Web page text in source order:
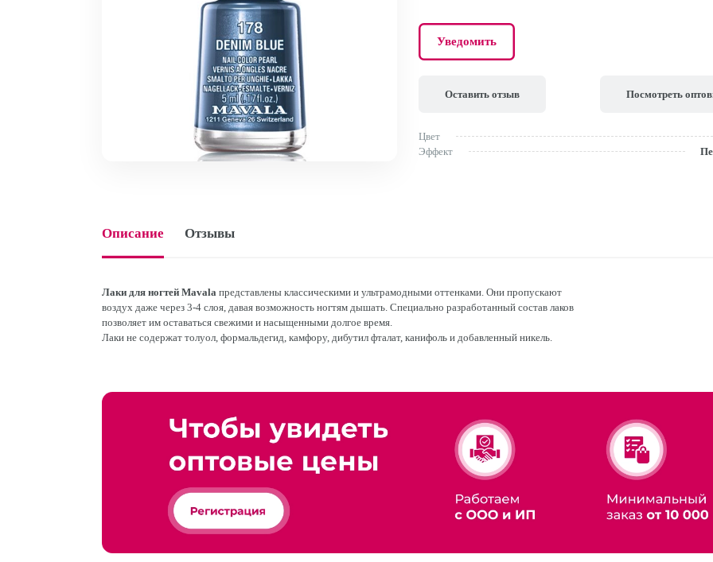
Уведомить
Оставить отзыв Посмотреть
Цвет
Эффект
Описание Отзывы
Лаки для ногтей Mavalaпредставлены классическими и ультрамодными оттенками. Они пропускают
воздух даже через 3-4 слоя, давая возможность ногтям дышать. Специально разработанный состав лаков
позволяет им оставаться свежими и насыщенными долгое время.
Лаки не содержат толуол, формальдегид, камфору, дибутил фталат, канифоль и добавленный никель.